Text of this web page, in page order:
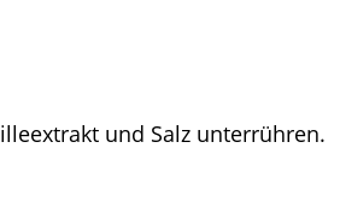
und Salz unterrühren.